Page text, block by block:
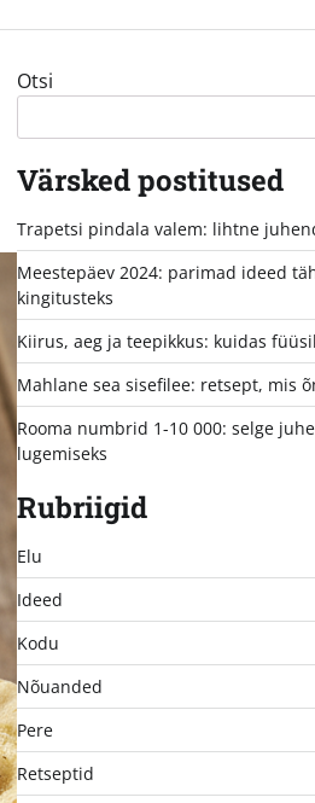
Otsi
Värsked postitused
Trapetsi pindala valem: lihtne
Meestepäev 2024: parimad ideed
kingitusteks
Kiirus, aeg ja teepikkus: kuidas
Mahlane sea sisefilee: retsept, mis
Rooma numbrid 1-10 000: selge
lugemiseks
Rubriigid
Elu
Ideed
Kodu
Nõuanded
Pere
Retseptid